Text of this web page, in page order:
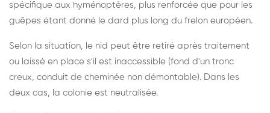
spécifique aux hyménoptères, plus renforcée que pour les
guêpes étant donné le dard plus long du frelon européen.
Selon la situation, le nid peut être retiré après traitement
ou laissé en place s'il est inaccessible (fond d'un tronc
creux, conduit de cheminée non démontable). Dans les
deux cas, la colonie est neutralisée.